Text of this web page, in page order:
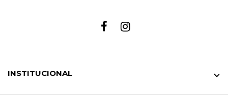
INSTITUCIONAL